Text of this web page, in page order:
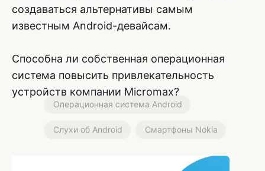
создаваться альтернативы самым
известным Android-девайсам.
Способна ли собственная операционная
система повысить привлекательность
устройств компании Micromax?
Операционная система Android
Слухи об Android Смартфоны Nokia